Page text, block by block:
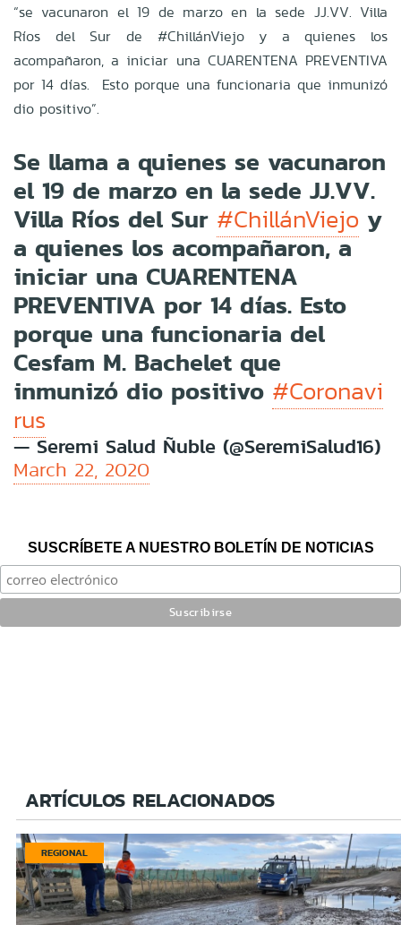
“se vacunaron el 19 de marzo en la sede JJ.VV. Villa
Ríos del Sur de #ChillánViejo y a quienes los
acompañaron, a iniciar una CUARENTENA PREVENTIVA
por 14 días. Esto porque una funcionaria que inmunizó
dio positivo”.
Se llama a quienes se vacunaron
el 19 de marzo en la sede JJ.VV.
Villa Ríos del Sur #ChillánViejo y
a quienes los acompañaron, a
iniciar una CUARENTENA
PREVENTIVA por 14 días. Esto
porque una funcionaria del
Cesfam M. Bachelet que
inmunizó dio positivo #Coronavi
rus
— Seremi Salud Ñuble (@SeremiSalud16)
March 22, 2020
SUSCRÍBETE A NUESTRO BOLETÍN DE NOTICIAS
ARTÍCULOS RELACIONADOS
REGIONAL